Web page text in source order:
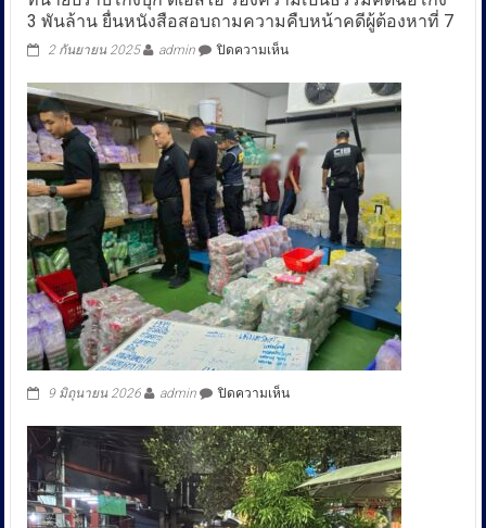
3 พันล้าน ยื่นหนังสือสอบถามความคืบหน้าคดีผู้ต้องหาที่ 7
2 กันยายน 2025 admin ปิดความเห็นบน
ปราบ
โกง
บุก
ดี
เอ
สไอ
ร้อง
ความ
เป็น
ธรรม
คดี
ฉ้อโกง
3
พัน
ล้าน
หนังสือ
ความ
คืบ
หน้า
คดี
ผู้
9 มิถุนายน 2026 admin ปิดความเห็นบน